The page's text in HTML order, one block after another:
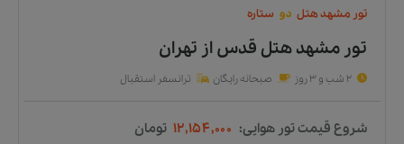
تور مشهدهتل دو ستاره
تور مشهد هتل قدساز تهران
2 شب و 3 روز صبحانه رایگان ترانسفر استقبال
شروع قیمت تور هوایی: ۱۲,۱۵۴,۰۰۰ تومان